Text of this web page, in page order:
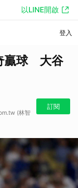
以LINE開啟
登入
贏球 大谷
(林智
訂閱